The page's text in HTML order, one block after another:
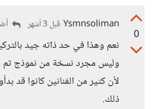
0
Ysmnsoliman قبل 3 أشهر
نعم وهذا في حد ذاته جيد
وليس مجرد نسخة من نموذج تم
لأن كثير من الفنانين كانوا قد
ذلك.